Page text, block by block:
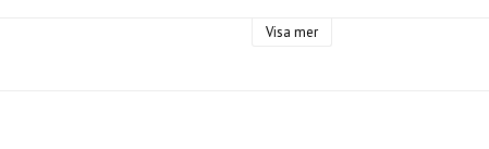
Visa mer